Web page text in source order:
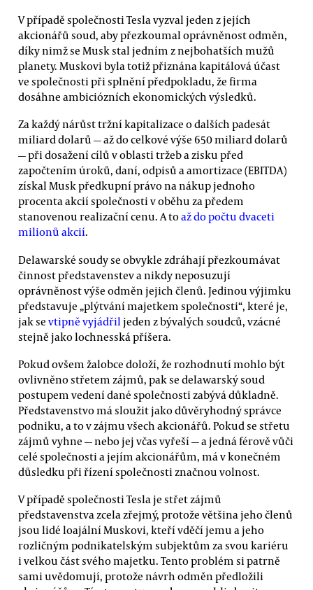
V případě společnosti Tesla vyzval jeden z jejích
akcionářů soud, aby přezkoumal oprávněnost odměn,
díky nimž se Musk stal jedním z nejbohatších mužů
planety. Muskovi byla totiž přiznána kapitálová účast
ve společnosti při splnění předpokladu, že firma
dosáhne ambiciózních ekonomických výsledků.
Za každý nárůst tržní kapitalizace o dalších padesát
miliard dolarů — až do celkové výše 650 miliard dolarů
— při dosažení cílů v oblasti tržeb a zisku před
započtením úroků, daní, odpisů a amortizace (EBITDA)
získal Musk předkupní právo na nákup jednoho
procenta akcií společnosti v oběhu za předem
stanovenou realizační cenu. A toaž do počtu dvaceti
milionů akcií.
Delawarské soudy se obvykle zdráhají přezkoumávat
činnost představenstev a nikdy neposuzují
oprávněnost výše odměn jejich členů. Jedinou výjimku
představuje „plýtvání majetkem společnosti“, které je,
jak se vtipně vyjádřil jeden z bývalých soudců, vzácné
stejně jako lochnesská příšera.
Pokud ovšem žalobce doloží, že rozhodnutí mohlo být
ovlivněno střetem zájmů, pak se delawarský soud
postupem vedení dané společnosti zabývá důkladně.
Představenstvo má sloužit jako důvěryhodný správce
podniku, a to v zájmu všech akcionářů. Pokud se střetu
zájmů vyhne — nebo jej včas vyřeší — a jedná férově vůči
celé společnosti a jejím akcionářům, má v konečném
důsledku při řízení společnosti značnou volnost.
V případě společnosti Tesla je střet zájmů
představenstva zcela zřejmý, protože většina jeho členů
jsou lidé loajální Muskovi, kteří vděčí jemu a jeho
rozličným podnikatelským subjektům za svou kariéru
i velkou část svého majetku. Tento problém si patrně
sami uvědomují, protože návrh odměn předložili